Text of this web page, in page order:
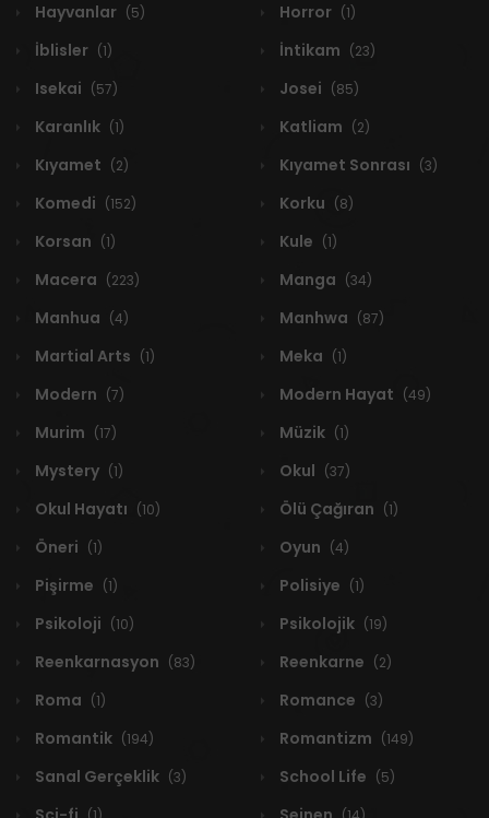
Hayvanlar (5) Horror (1)
İblisler (1) İntikam (23)
Isekai (57) Josei (85)
Karanlık (1) Katliam (2)
Kıyamet (2) Kıyamet Sonrası (3)
Komedi (152) Korku (8)
Korsan (1) Kule (1)
Macera (223) Manga (34)
Manhua (4) Manhwa (87)
Martial Arts (1) Meka (1)
Modern (7) Modern Hayat (49)
Murim (17) Müzik (1)
Mystery (1) Okul (37)
Okul Hayatı (10) Ölü Çağıran (1)
Öneri (1) Oyun (4)
Pişirme (1) Polisiye (1)
Psikoloji (10) Psikolojik (19)
Reenkarnasyon (83) Reenkarne (2)
Roma (1) Romance (3)
Romantik (194) Romantizm (149)
Sanal Gerçeklik (3) School Life (5)